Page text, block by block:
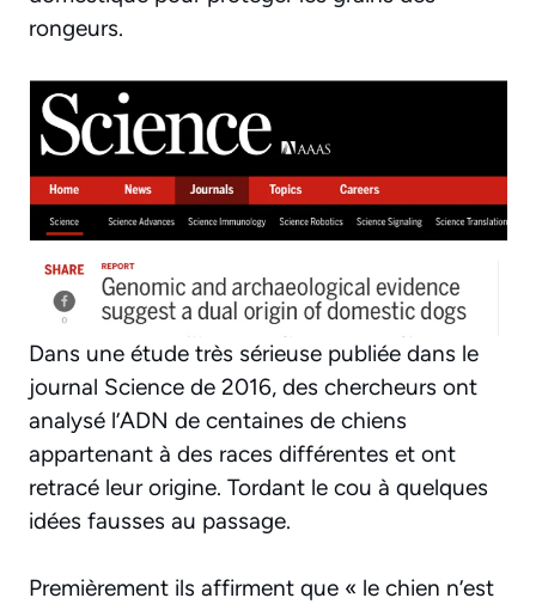
rongeurs.
Dans une étude très sérieuse publiée dans le
journal Science de 2016, des chercheurs ont
analysé l’ADN de centaines de chiens
appartenant à des races différentes et ont
retracé leur origine. Tordant le cou à quelques
idées fausses au passage.
Premièrement ils affirment que « le chien n’est